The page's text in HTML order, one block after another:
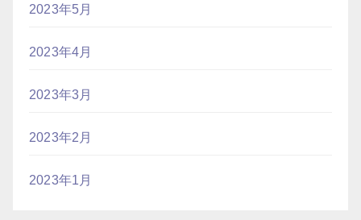
2023年5月
2023年4月
2023年3月
2023年2月
2023年1月